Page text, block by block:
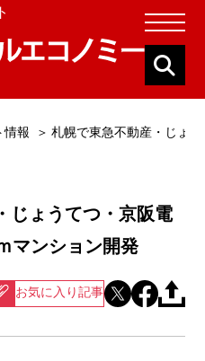
情報 札幌で東急不動産・じょ
じょうてつ・京阪電
マンション開発
お気に入り記事